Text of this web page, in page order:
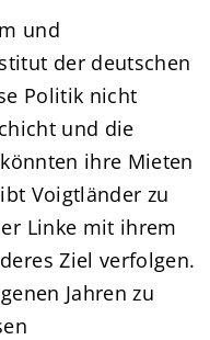
und
der deutschen
Politik nicht
und die
ihre Mieten
Voigtländer zu
Linke mit ihrem
Ziel verfolgen.
Jahren zu